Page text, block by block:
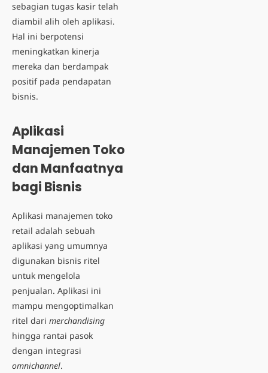
sebagian tugas kasir telah
diambil alih oleh aplikasi.
Hal ini berpotensi
meningkatkan kinerja
mereka dan berdampak
positif pada pendapatan
bisnis.
Aplikasi
Manajemen Toko
dan Manfaatnya
bagi Bisnis
Aplikasi manajemen toko
retail adalah sebuah
aplikasi yang umumnya
digunakan bisnis ritel
untuk mengelola
penjualan. Aplikasi ini
mampu mengoptimalkan
ritel dari merchandising
hingga rantai pasok
dengan integrasi
omnichannel.